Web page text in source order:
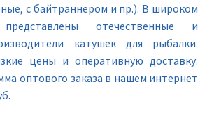
с байтраннером и пр.). В широком
представлены отечественные и
катушек для рыбалки.
цены и оперативную доставку.
оптового заказа в нашем интернет